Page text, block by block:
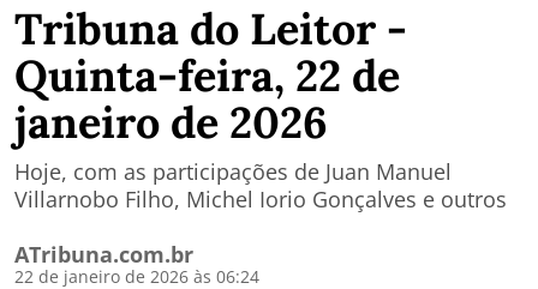
Tribuna do Leitor -
Quinta-feira, 22 de
janeiro de 2026
Hoje, com as participações de Juan Manuel
Villarnobo Filho, Michel Iorio Gonçalves e outros
ATribuna.com.br
22 de janeiro de 2026 às 06:24